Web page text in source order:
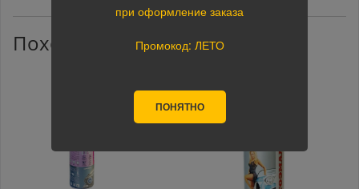
Похожие товары
при оформление заказа
Промокод: ЛЕТО
ПОНЯТНО